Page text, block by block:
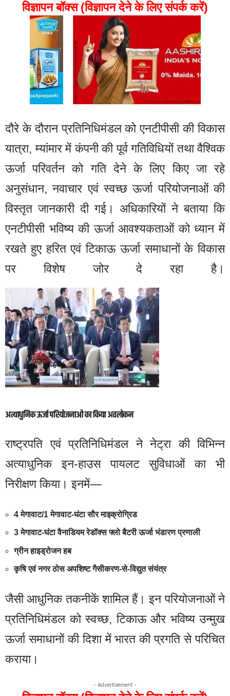
विज्ञापन बॉक्स (विज्ञापन देने के लिए संपर्क करें)
दौरे के दौरान प्रतिनिधिमंडल को एनटीपीसी की विकास
यात्रा, म्यांमार में कंपनी की पूर्व गतिविधियों तथा वैश्विक
ऊर्जा परिवर्तन को गति देने के लिए किए जा रहे
अनुसंधान, नवाचार एवं स्वच्छ ऊर्जा परियोजनाओं की
विस्तृत जानकारी दी गई। अधिकारियों ने बताया कि
एनटीपीसी भविष्य की ऊर्जा आवश्यकताओं को ध्यान में
रखते हुए हरित एवं टिकाऊ ऊर्जा समाधानों के विकास
पर विशेष जोर दे रहा है।
अत्याधुनिक ऊर्जा परियोजनाओं का किया अवलोकन
राष्ट्रपति एवं प्रतिनिधिमंडल ने नेट्रा की विभिन्न
अत्याधुनिक इन-हाउस पायलट सुविधाओं का भी
निरीक्षण किया। इनमें—
4 मेगावाट/1 मेगावाट-घंटा सौर माइक्रोग्रिड
3 मेगावाट-घंटा वैनाडियम रेडॉक्स फ्लो बैटरी ऊर्जा भंडारण प्रणाली
ग्रीन हाइड्रोजन हब
कृषि एवं नगर ठोस अपशिष्ट गैसीकरण-से-विद्युत संयंत्र
जैसी आधुनिक तकनीकें शामिल हैं। इन परियोजनाओं ने
प्रतिनिधिमंडल को स्वच्छ, टिकाऊ और भविष्य उन्मुख
ऊर्जा समाधानों की दिशा में भारत की प्रगति से परिचित
कराया।
- Advertisement -